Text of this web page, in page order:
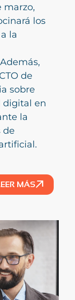
marzo,
los
la
de
sobre
digital en
la
de
MÁS